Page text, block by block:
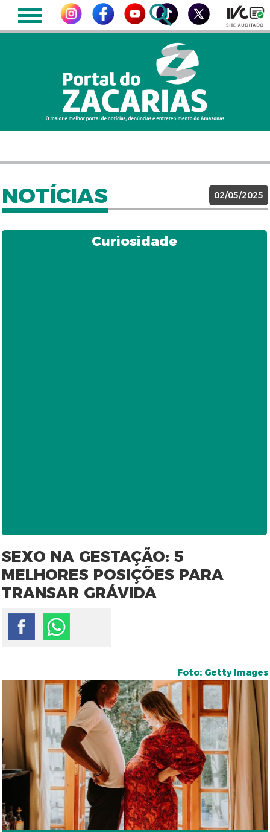
NOTÍCIAS 02/05/2025
Curiosidade
SEXO NA GESTAÇÃO: 5
MELHORES POSIÇÕES PARA
TRANSAR GRÁVIDA
Foto: Getty Images